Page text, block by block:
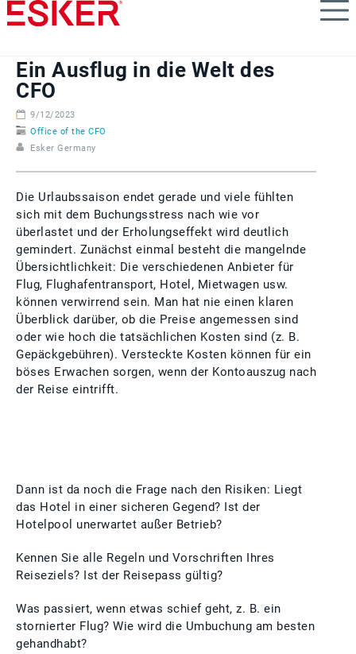
Skip
to
content
Ein Ausflug in die Welt des
CFO
9/12/2023
Office of the CFO
Esker Germany
Die Urlaubssaison endet gerade und viele fühlten
sich mit dem Buchungsstress nach wie vor
überlastet und der Erholungseffekt wird deutlich
gemindert. Zunächst einmal besteht die mangelnde
Übersichtlichkeit: Die verschiedenen Anbieter für
Flug, Flughafentransport, Hotel, Mietwagen usw.
können verwirrend sein. Man hat nie einen klaren
Überblick darüber, ob die Preise angemessen sind
oder wie hoch die tatsächlichen Kosten sind (z. B.
Gepäckgebühren). Versteckte Kosten können für ein
böses Erwachen sorgen, wenn der Kontoauszug nach
der Reise eintrifft.
Dann ist da noch die Frage nach den Risiken: Liegt
das Hotel in einer sicheren Gegend? Ist der
Hotelpool unerwartet außer Betrieb?
Kennen Sie alle Regeln und Vorschriften Ihres
Reiseziels? Ist der Reisepass gültig?
Was passiert, wenn etwas schief geht, z. B. ein
stornierter Flug? Wie wird die Umbuchung am besten
gehandhabt?